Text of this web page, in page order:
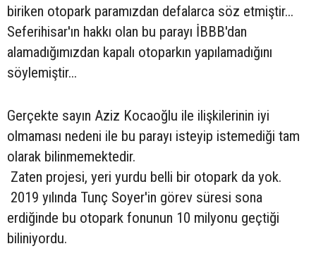
biriken otopark paramızdan defalarca söz etmiştir...
Seferihisar'ın hakkı olan bu parayı İBBB'dan
alamadığımızdan kapalı otoparkın yapılamadığını
söylemiştir...
Gerçekte sayın Aziz Kocaoğlu ile ilişkilerinin iyi
olmaması nedeni ile bu parayı isteyip istemediği tam
olarak bilinmemektedir.
Zaten projesi, yeri yurdu belli bir otopark da yok.
2019 yılında Tunç Soyer'in görev süresi sona
erdiğinde bu otopark fonunun 10 milyonu geçtiği
biliniyordu.